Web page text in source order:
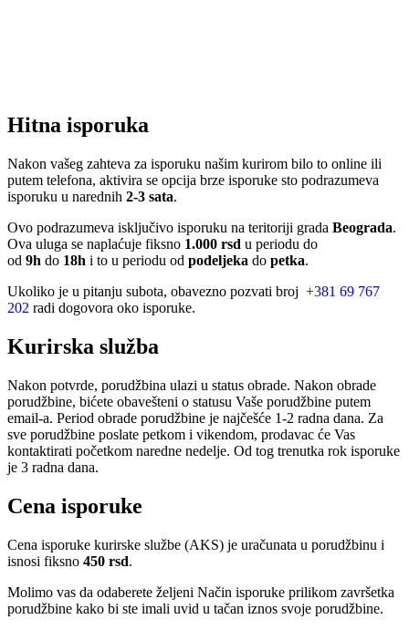
Hitna isporuka
Nakon vašeg zahteva za isporuku našim kurirom bilo to online ili
putem telefona, aktivira se opcija brze isporuke sto podrazumeva
isporuku u narednih 2-3 sata.
Ovo podrazumeva isključivo isporuku na teritoriji grada Beograda.
Ova uluga se naplaćuje fiksno 1.000 rsd u periodu do
od 9h do 18h i to u periodu od podeljeka do petka.
Ukoliko je u pitanju subota, obavezno pozvati broj +381 69 767
202 radi dogovora oko isporuke.
Kurirska služba
Nakon potvrde, porudžbina ulazi u status obrade. Nakon obrade
porudžbine, bićete obavešteni o statusu Vaše porudžbine putem
email-a. Period obrade porudžbine je najčešće 1-2 radna dana. Za
sve porudžbine poslate petkom i vikendom, prodavac će Vas
kontaktirati početkom naredne nedelje. Od tog trenutka rok isporuke
je 3 radna dana.
Cena isporuke
Cena isporuke kurirske službe (AKS) je uračunata u porudžbinu i
isnosi fiksno 450 rsd.
Molimo vas da odaberete željeni Način isporuke prilikom završetka
porudžbine kako bi ste imali uvid u tačan iznos svoje porudžbine.